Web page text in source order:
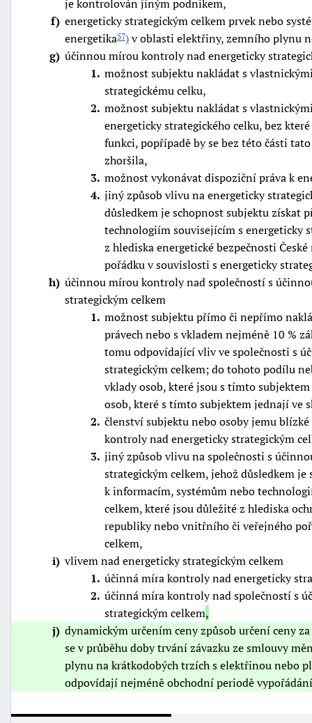
je kontrolován jiným podnikem,
f energeticky strategickým celkem prvek nebo
energetika57)v oblasti elektřiny, zemního plynu
g účinnou mírou kontroly nad energeticky
1 možnost subjektu nakládat s
strategickému celku,
2 možnost subjektu nakládat s
energeticky strategického celku, bez
funkci, popřípadě by se bez této části
zhoršila,
3 možnost vykonávat dispoziční práva k
4 jiný způsob vlivu na energeticky
důsledkem je schopnost subjektu získat
technologiím souvisejícím s energeticky
z hlediska energetické bezpečnosti
pořádku v souvislosti s energeticky
h účinnou mírou kontroly nad společností s
strategickým celkem
1 možnost subjektu přímo či nepřímo
právech nebo s vkladem nejméně 10 %
tomu odpovídající vliv ve společnosti s
strategickým celkem; do tohoto podílu
vklady osob, které jsou s tímto
osob, které s tímto subjektem jednají ve
2 členství subjektu nebo osoby jemu
kontroly nad energeticky strategickým
3 jiný způsob vlivu na společnosti s
strategickým celkem, jehož důsledkem
k informacím, systémům nebo
celkem, které jsou důležité z hlediska
republiky nebo vnitřního či veřejného
celkem,
i vlivem nad energeticky strategickým celkem
1 účinná míra kontroly nad energeticky
2 účinná míra kontroly nad společností s
strategickým celkem,
j dynamickým určením ceny způsob určení ceny
se v průběhu doby trvání závazku ze smlouvy
plynu na krátkodobých trzích s elektřinou nebo
odpovídají nejméně obchodní periodě
"náhradě
škod"